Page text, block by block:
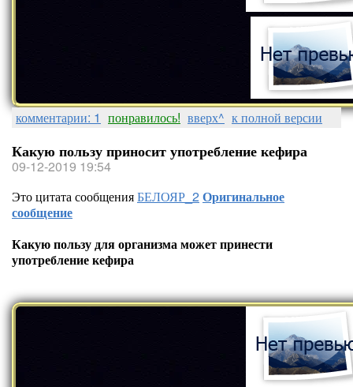
комментарии: 1 понравилось! вверх^ к полной версии
Какую пользу приносит употребление кефира
09-12-2019 19:54
Это цитата сообщенияБЕЛОЯР_2Оригинальное
сообщение
Какую пользу для организма может принести
употребление кефира